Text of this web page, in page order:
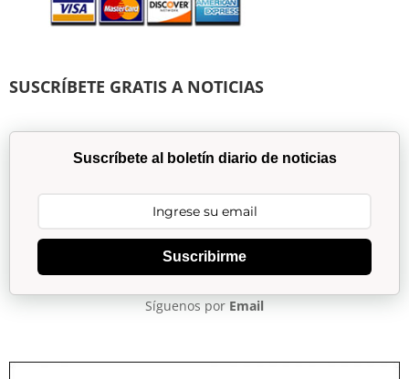
SUSCRÍBETE GRATIS A NOTICIAS
Suscríbete al boletín diario de noticias
Suscribirme
Síguenos por Email